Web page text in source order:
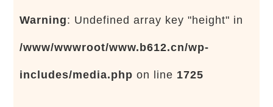
Warning: Undefined array key "height" in
/www/wwwroot/www.b612.cn/wp-
includes/media.php on line 1725